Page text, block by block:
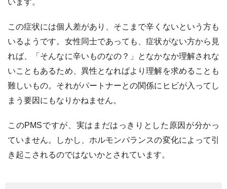
います。
この症状には個人差があり、そこまで辛くないという方も
いるようです。女性同士であっても、症状がない方から見
れば、「そんなに辛いものなの？」となかなか理解されな
いこともあるため、異性となればより理解を求めることも
難しいもの。それがパートナーとの関係にヒビが入ってし
まう要因にもなりかねません。
このPMSですが、実はまだはっきりとした原因が分かっ
ていません。しかし、ホルモンバランスの変化によって引
き起こされるのではないかとされています。